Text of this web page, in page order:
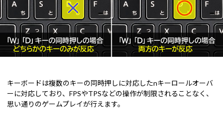
キーボードは複数のキーの同時押しに対応したnキーロールオーバ
ーに対応しており、FPSやTPSなどの操作が制限されることなく、
思い通りのゲームプレイが行えます。